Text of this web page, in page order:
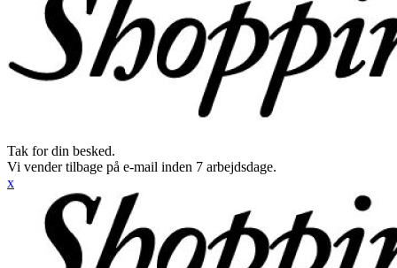
Tak for din besked.
Vi vender tilbage på e-mail inden 7 arbejdsdage.
x